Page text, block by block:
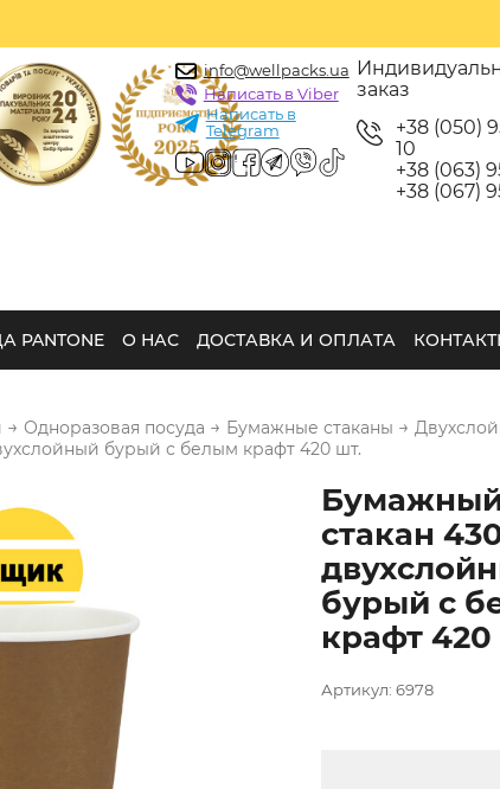
info@wellpacks.ua
Написать в Viber
Написать в
Telegram
заказ
+38 (050)
10
+38 (063)
+38 (067)
PANTONE О НАС ДОСТАВКА И ОПЛАТА
→ Одноразовая посуда → Бумажные стаканы →
бурый с белым крафт 420 шт.
стакан
бурый с
крафт
Артикул: 6978